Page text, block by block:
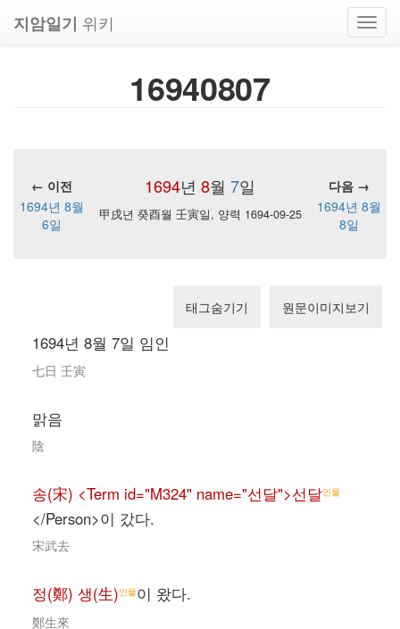
지암일기 위키
16940807
1694년 8월 7일
← 이전
다음 →
1694년 8월
6일
甲戌년 癸酉월 壬寅일, 양력 1694-09-25
1694년 8월
8일
태그숨기기 원문이미지보기
1694년 8월 7일 임인
七日 壬寅
맑음
陰
송(宋) <Term id="M324" name="선달">선달인물
</Person>이 갔다.
宋武去
정(鄭) 생(生)인물이 왔다.
鄭生來